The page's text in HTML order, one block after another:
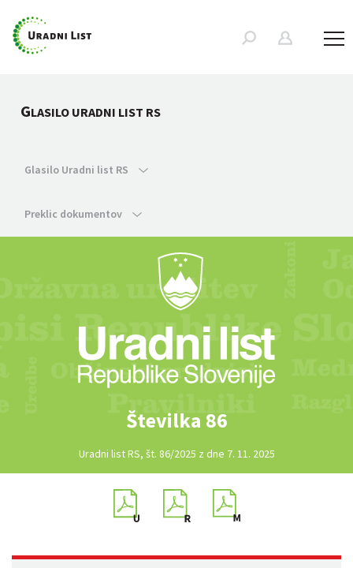
GLASILO URADNI LIST RS
Glasilo Uradni list RS
Preklic dokumentov
Številka 86
Uradni list RS, št. 86/2025 z dne 7. 11. 2025